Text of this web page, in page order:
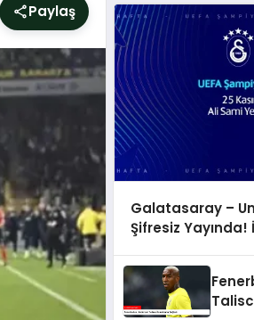
Paylaş
Galatasaray –
Şifresiz Yayında!